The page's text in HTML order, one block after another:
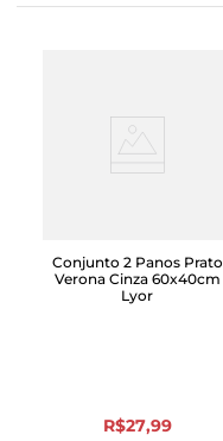
Conjunto 2 Panos Prato
Verona Cinza 60x40cm
Lyor
R$27,99